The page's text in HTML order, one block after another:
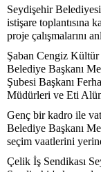
Seydişehir
istişare toplantısına
proje çalışmalarını
Şaban Cengiz Kültür
Belediye Başkanı
Şubesi Başkanı
Müdürleri ve Eti
Genç bir kadro ile
Belediye Başkanı
seçim vaatlerini
Çelik İş Sendikası